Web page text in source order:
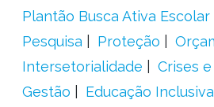
Plantão Busca Ativa Escolar
Pesquisa
Proteção
Intersetorialidade
Crises
Gestão
Educação Inclusiva